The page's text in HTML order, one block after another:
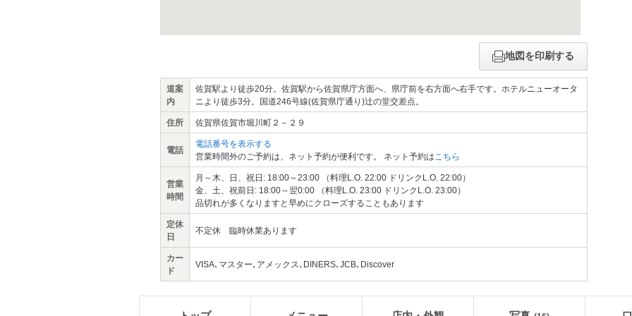
地図を印刷する
道案
内
佐賀駅より徒歩20分。佐賀駅から佐賀県庁方面へ、県庁前を右方面へ右手です。ホテルニューオータ
ニより徒歩3分。国道246号線(佐賀県庁通り)辻の堂交差点。
住所 佐賀県佐賀市堀川町２－２９
電話
電話番号を表示する
営業時間外のご予約は、ネット予約が便利です。 ネット予約はこちら
営業
時間
月～木、日、祝日: 18:00～23:00 （料理L.O. 22:00 ドリンクL.O. 22:00）
金、土、祝前日: 18:00～翌0:00 （料理L.O. 23:00 ドリンクL.O. 23:00）
品切れが多くなりますと早めにクローズすることもあります
定休
日
不定休 臨時休業あります
カー
ド
VISA､マスター､アメックス､DINERS､JCB､Discover